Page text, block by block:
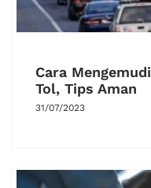
Cara
Tol, Tips Aman
31/07/2023